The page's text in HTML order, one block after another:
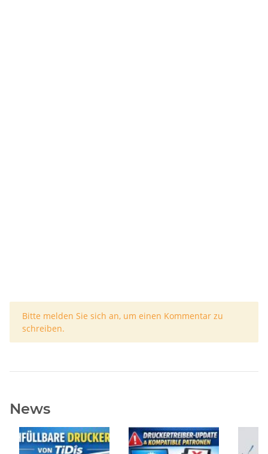
x
Bitte melden Sie sich an, um einen Kommentar zu
schreiben.
News